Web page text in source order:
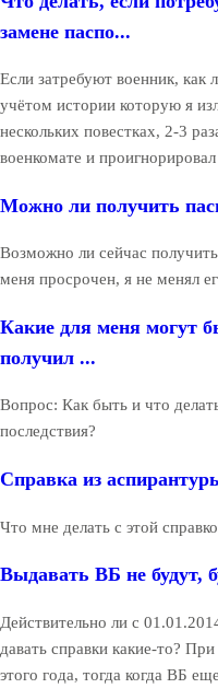
замене паспо...
Если затребуют военник, как
учётом истории которую я
нескольких повестках, 2-3
военкомате и
Можно ли получить
Возможно ли сейчас
меня просрочен, я не менял
Какие для меня могут
получил ...
Вопрос: Как быть и что
последствия?
Справка из
Что мне делать с этой
Выдавать ВБ не будут,
Действительно ли с
давать справки какие-то?
этого года, тогда когда ВБ